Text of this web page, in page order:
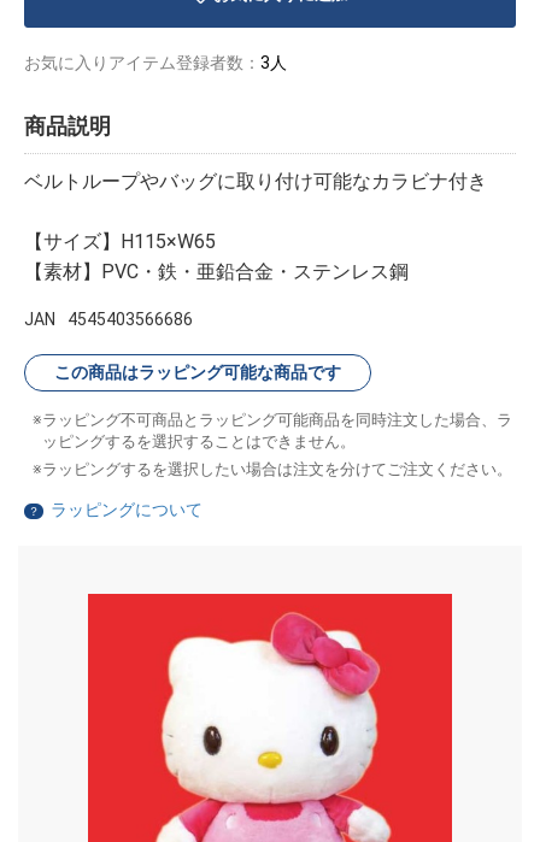
お気に入りアイテム登録者数： 3人
商品説明
ベルトループやバッグに取り付け可能なカラビナ付き
【サイズ】H115×W65
【素材】PVC・鉄・亜鉛合金・ステンレス鋼
JAN 4545403566686
この商品はラッピング可能な商品です
ラッピング不可商品とラッピング可能商品を同時注文した場合、ラ
ッピングするを選択することはできません。
ラッピングするを選択したい場合は注文を分けてご注文ください。
？ ラッピングについて
イラストレ
アダルトグ